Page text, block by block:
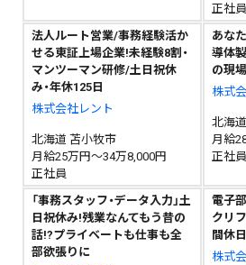
正社員
法人ルート営業/事務経験活か
せる東証上場企業!未経験8割・
マンツーマン研修/土日祝休
み・年休125日
株式会社レント
北海道 苫小牧市
月給25万円～34万8,000円
正社員
あな
導体
の現
株式
北海
月給
正社員
「事務スタッフ・データ入力」土
日祝休み!残業なんてもう昔の
話!?プライベートも仕事も全
部欲張りに
電子
クリ
間休
株式